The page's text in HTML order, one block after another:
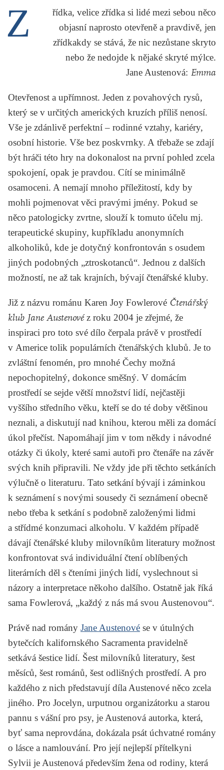
Z
řídka, velice zřídka si lidé mezi sebou něco
objasní naprosto otevřeně a pravdivě, jen
zřídkakdy se stává, že nic nezůstane skryto
nebo že nedojde k nějaké skryté mýlce.
Jane Austenová: Emma
Otevřenost a upřímnost. Jeden z povahových rysů,
který se v určitých amerických kruzích příliš nenosí.
Vše je zdánlivě perfektní – rodinné vztahy, kariéry,
osobní historie. Vše bez poskvrnky. A třebaže se zdají
být hráči této hry na dokonalost na první pohled zcela
spokojení, opak je pravdou. Cítí se minimálně
osamoceni. A nemají mnoho příležitostí, kdy by
mohli pojmenovat věci pravými jmény. Pokud se
něco patologicky zvrtne, slouží k tomuto účelu mj.
terapeutické skupiny, kupříkladu anonymních
alkoholiků, kde je dotyčný konfrontován s osudem
jiných podobných „ztroskotanců“. Jednou z dalších
možností, ne až tak krajních, bývají čtenářské kluby.
Již z názvu románu Karen Joy Fowlerové Čtenářský
klub Jane Austenovéz roku 2004 je zřejmé, že
inspiraci pro toto své dílo čerpala právě v prostředí
v Americe tolik populárních čtenářských klubů. Je to
zvláštní fenomén, pro mnohé Čechy možná
nepochopitelný, dokonce směšný. V domácím
prostředí se sejde větší množství lidí, nejčastěji
vyššího středního věku, kteří se do té doby většinou
neznali, a diskutují nad knihou, kterou měli za domácí
úkol přečíst. Napomáhají jim v tom někdy i návodné
otázky či úkoly, které sami autoři pro čtenáře na závěr
svých knih připravili. Ne vždy jde při těchto setkáních
výlučně o literaturu. Tato setkání bývají i záminkou
k seznámení s novými sousedy či seznámení obecně
nebo třeba k setkání s podobně založenými lidmi
a střídmé konzumaci alkoholu. V každém případě
dávají čtenářské kluby milovníkům literatury možnost
konfrontovat svá individuální čtení oblíbených
literárních děl s čteními jiných lidí, vyslechnout si
názory a interpretace někoho dalšího. Ostatně jak říká
sama Fowlerová, „každý z nás má svou Austenovou“.
Právě nad romány Jane Austenové se v útulných
bytečcích kalifornského Sacramenta pravidelně
setkává šestice lidí. Šest milovníků literatury, šest
měsíců, šest románů, šest odlišných prostředí. A pro
každého z nich představují díla Austenové něco zcela
jiného. Pro Jocelyn, urputnou organizátorku a starou
pannu s vášní pro psy, je Austenová autorka, která,
byť sama neprovdána, dokázala psát úchvatné romány
o lásce a namlouvání. Pro její nejlepší přítelkyni
Sylvii je Austenová především žena od rodiny, která